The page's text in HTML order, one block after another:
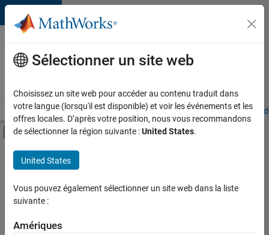
Passer au contenu
Votre
carrière
chez
Accueil Explorer nos opportunités Adresses de nos bureaux
Activer/désactiver l'affichage du menu
Contenu principal
FILTRER PAR
Technologies de l’information
Ventes commerciales
Ventes pour l'éducation
Sélectionner un site web
Choisissez un site web pour accéder au contenu traduit dans
votre langue (lorsqu'il est disponible) et voir les événements et les
offres locales. D’après votre position, nous vous recommandons
de sélectionner la région suivante :United States.
United States
Vous pouvez également sélectionner un site web dans la liste
suivante :
Amériques